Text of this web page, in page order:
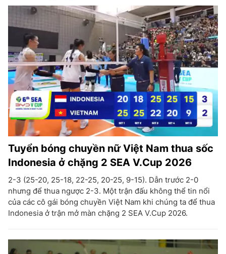
Tuyển bóng chuyền nữ Việt Nam thua sốc
Indonesia ở chặng 2 SEA V.Cup 2026
2-3 (25-20, 25-18, 22-25, 20-25, 9-15). Dẫn trước 2-0
nhưng để thua ngược 2-3. Một trận đấu không thể tin nổi
của các cô gái bóng chuyền Việt Nam khi chúng ta để thua
Indonesia ở trận mở màn chặng 2 SEA V.Cup 2026.